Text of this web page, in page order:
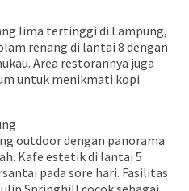
lima tertinggi di Lampung,
renang di lantai 8 dengan
Area restorannya juga
untuk menikmati kopi
outdoor dengan panorama
Kafe estetik di lantai 5
pada sore hari. Fasilitas